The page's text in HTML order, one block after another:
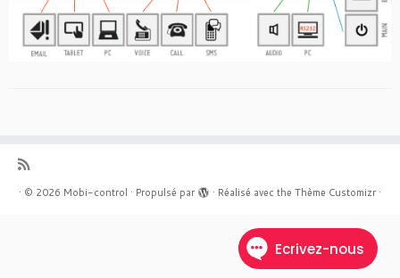
· © 2026 Mobi-control · Propulsé par · Réalisé avec the Thème Customizr·